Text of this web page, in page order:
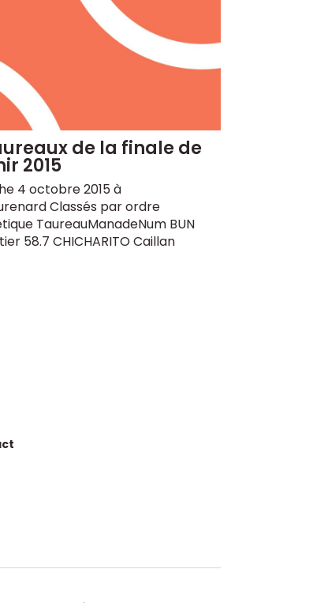
de la finale de
2015
4 octobre 2015 à
Classés par ordre
TaureauManadeNum BUN
58.7 CHICHARITO Caillan